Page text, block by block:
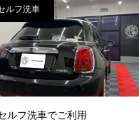
ルフ洗車
ルフ洗車でご利用